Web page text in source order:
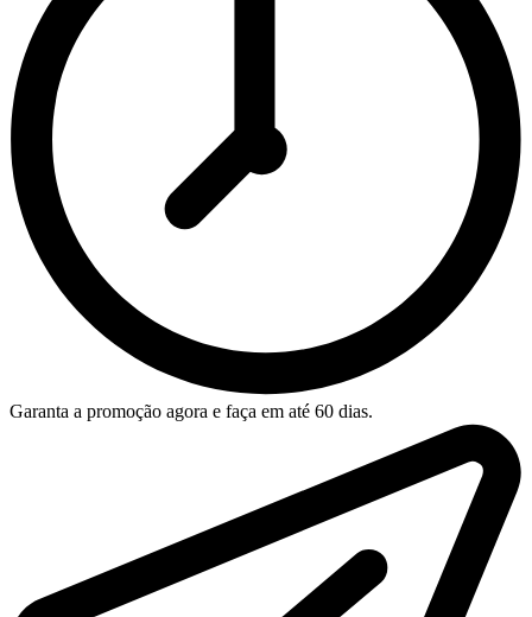
Garanta a promoção agora e faça em até 60 dias.